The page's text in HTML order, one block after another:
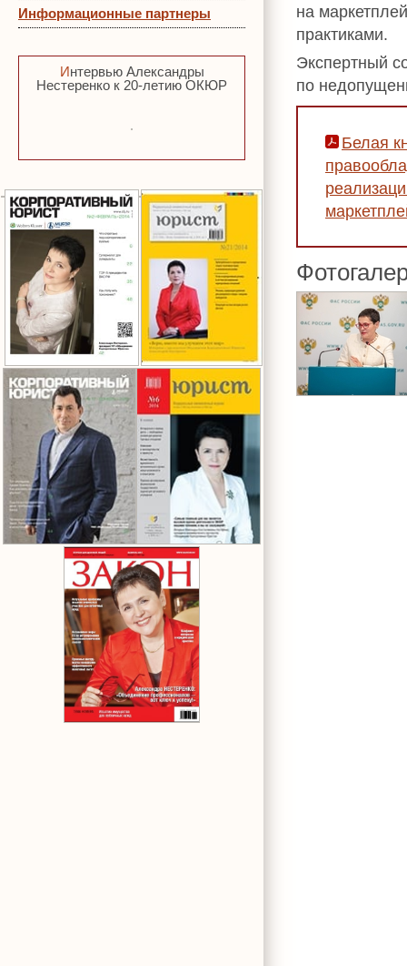
Информационные партнеры
Интервью Александры
Нестеренко к 20-летию ОКЮР
на
практиками.
Экспертный
по
Белая